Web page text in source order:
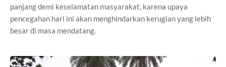
panjang demi keselamatan masyarakat, karena upaya
pencegahan hari ini akan menghindarkan kerugian yang lebih
besar di masa mendatang.